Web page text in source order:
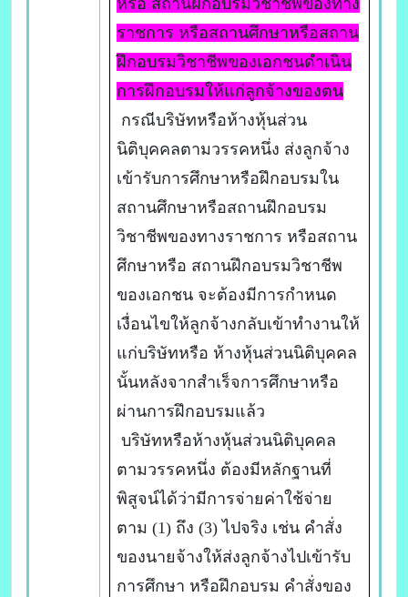
หรือ สถานฝึกอบรมวิชาชีพของทาง
ราชการ หรือสถานศึกษาหรือสถาน
ฝึกอบรมวิชาชีพของเอกชนดำเนิน
การฝึกอบรมให้แก่ลูกจ้างของตน
กรณีบริษัทหรือห้างหุ้นส่วน
นิติบุคคลตามวรรคหนึ่ง ส่งลูกจ้าง
เข้ารับการศึกษาหรือฝึกอบรมใน
สถานศึกษาหรือสถานฝึกอบรม
วิชาชีพของทางราชการ หรือสถาน
ศึกษาหรือ สถานฝึกอบรมวิชาชีพ
ของเอกชน จะต้องมีการกำหนด
เงื่อนไขให้ลูกจ้างกลับเข้าทำงานให้
แก่บริษัทหรือ ห้างหุ้นส่วนนิติบุคคล
นั้นหลังจากสำเร็จการศึกษาหรือ
ผ่านการฝึกอบรมแล้ว
บริษัทหรือห้างหุ้นส่วนนิติบุคคล
ตามวรรคหนึ่ง ต้องมีหลักฐานที่
พิสูจน์ได้ว่ามีการจ่ายค่าใช้จ่าย
ตาม (1) ถึง (3) ไปจริง เช่น คำสั่ง
ของนายจ้างให้ส่งลูกจ้างไปเข้ารับ
การศึกษา หรือฝึกอบรม คำสั่งของ